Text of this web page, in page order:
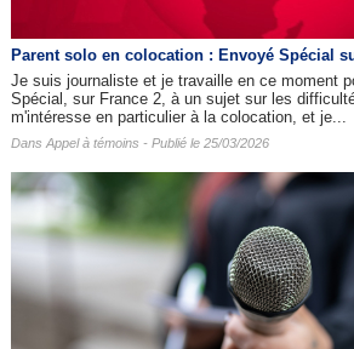
Parent solo en colocation : Envoyé Spécial
Je suis journaliste et je travaille en ce moment
Spécial, sur France 2, à un sujet sur les
m'intéresse en particulier à la colocation, et je...
Dans Appel à témoins - Publié le 25/03/2026